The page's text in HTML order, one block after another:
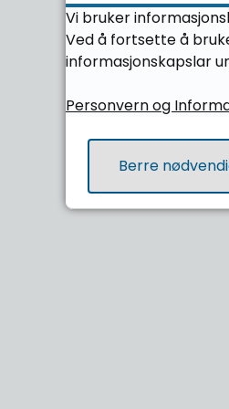
Vi bruker
Ved å fortsette å
informasjonskapslar
Personvern og
Berre